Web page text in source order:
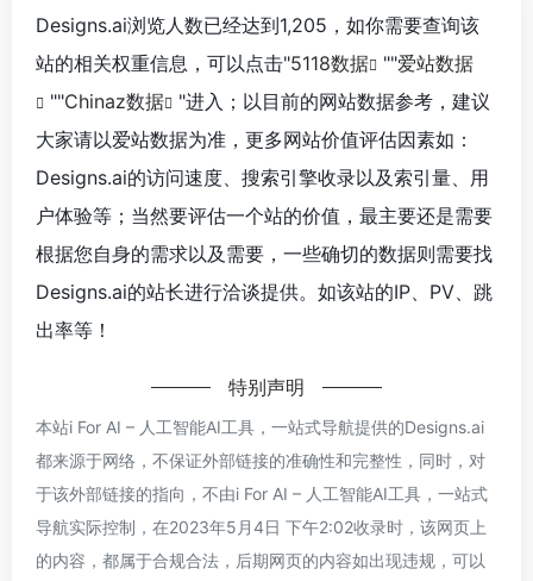
Designs.ai浏览人数已经达到1,205，如你需要查询该
站的相关权重信息，可以点击"5118数据 ""爱站数据
""Chinaz数据
"进入；以目前的网站数据参考，建议
大家请以爱站数据为准，更多网站价值评估因素如：
Designs.ai的访问速度、搜索引擎收录以及索引量、用
户体验等；当然要评估一个站的价值，最主要还是需要
根据您自身的需求以及需要，一些确切的数据则需要找
Designs.ai的站长进行洽谈提供。如该站的IP、PV、跳
出率等！
特别声明
本站i For AI – 人工智能AI工具，一站式导航提供的Designs.ai
都来源于网络，不保证外部链接的准确性和完整性，同时，对
于该外部链接的指向，不由i For AI – 人工智能AI工具，一站式
导航实际控制，在2023年5月4日 下午2:02收录时，该网页上
的内容，都属于合规合法，后期网页的内容如出现违规，可以